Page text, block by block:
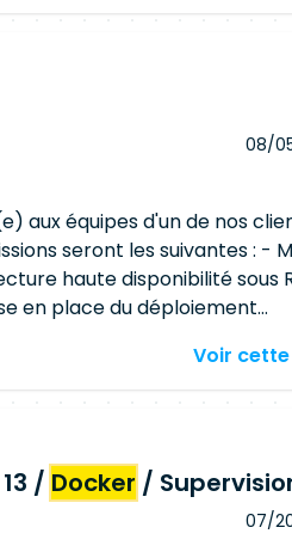
08/
aux équipes d'un de nos
seront les suivantes : -
haute disponibilité sous
en place du déploiement
- Gestion de
et d'exploitation -
et d'accompagnement à la
techniques : -
vCF/NSX -
industrialisée
Voir
/ Docker /
07/